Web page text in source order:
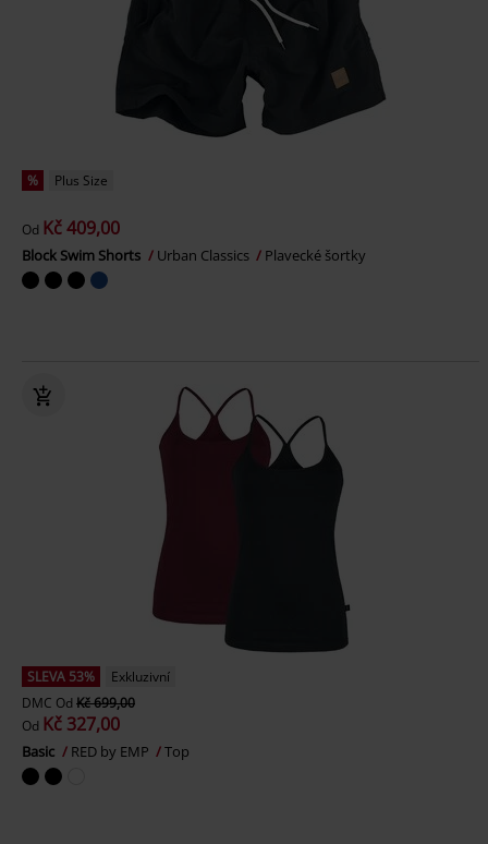
% Plus Size
Od Kč 409,00
Block Swim Shorts Urban Classics Plavecké šortky
SLEVA 53%
Exkluzivní
DMC Od Kč 699,00
Od Kč 327,00
Basic RED by EMP Top